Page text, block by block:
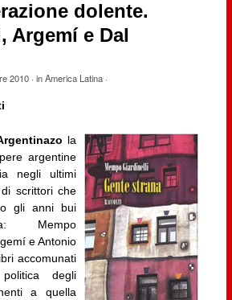
dolente.
Argemí e Dal
2010· inAmerica Latina·
la
argentine
negli ultimi
scrittori che
gli anni bui
Mempo
e Antonio
accomunati
degli
a quella